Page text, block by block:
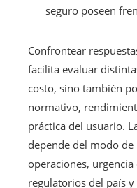
seguro poseen
Confrontear
facilita evaluar
costo, sino también
normativo,
práctica del usuario.
depende del modo
operaciones,
regulatorios del país